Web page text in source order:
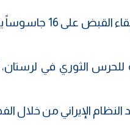
كشف الحرس الثوري
للحرس الثوري في
الإيراني من خلال